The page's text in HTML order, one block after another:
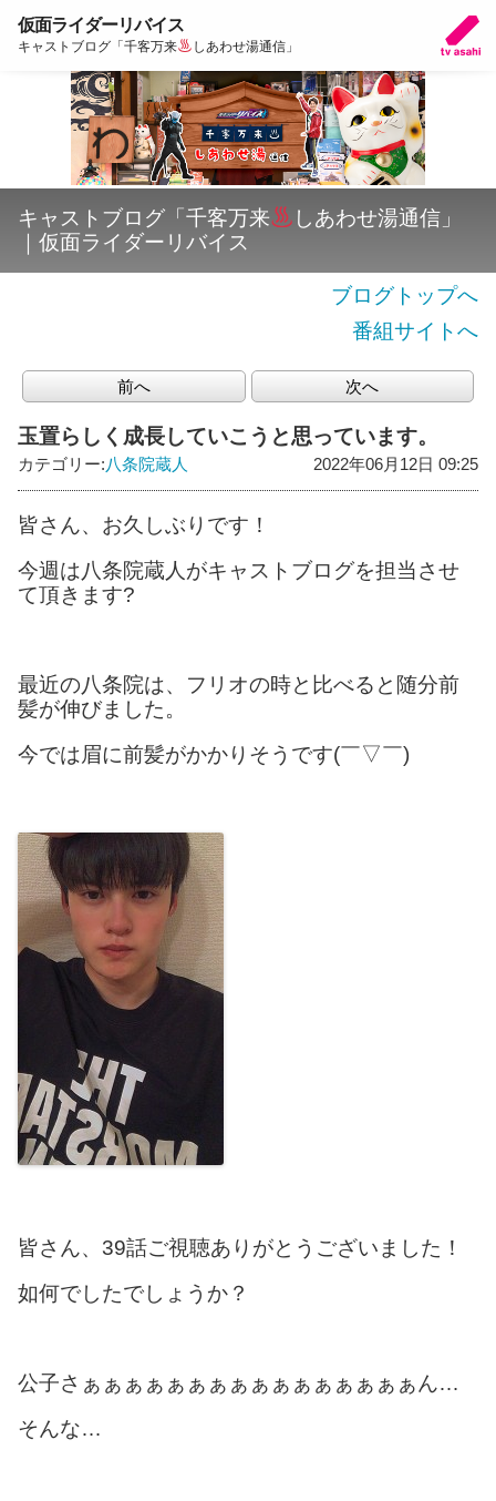
仮面ライダーリバイス
キャストブログ「千客万来 しあわせ湯通信」
キャストブログ「千客万来
しあわせ湯通信」
｜仮面ライダーリバイス
ブログトップへ
番組サイトへ
前へ 次へ
玉置らしく成長していこうと思っています。
カテゴリー:八条院蔵人 2022年06月12日 09:25
皆さん、お久しぶりです！
今週は八条院蔵人がキャストブログを担当させ
て頂きます?
最近の八条院は、フリオの時と比べると随分前
髪が伸びました。
今では眉に前髪がかかりそうです(￣▽￣)
皆さん、39話ご視聴ありがとうございました！
如何でしたでしょうか？
公子さぁぁぁぁぁぁぁぁぁぁぁぁぁぁぁぁん…
そんな…